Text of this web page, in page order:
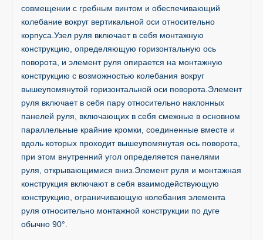
совмещении с гребным винтом и обеспечивающий
колебание вокруг вертикальной оси относительно
корпуса.Узел руля включает в себя монтажную
конструкцию, определяющую горизонтальную ось
поворота, и элемент руля опирается на монтажную
конструкцию с возможностью колебания вокруг
вышеупомянутой горизонтальной оси поворота.Элемент
руля включает в себя пару относительно наклонных
панелей руля, включающих в себя смежные в основном
параллельные крайние кромки, соединенные вместе и
вдоль которых проходит вышеупомянутая ось поворота,
при этом внутренний угол определяется панелями
руля, открывающимися вниз.Элемент руля и монтажная
конструкция включают в себя взаимодействующую
конструкцию, ограничивающую колебания элемента
руля относительно монтажной конструкции по дуге
обычно 90°.